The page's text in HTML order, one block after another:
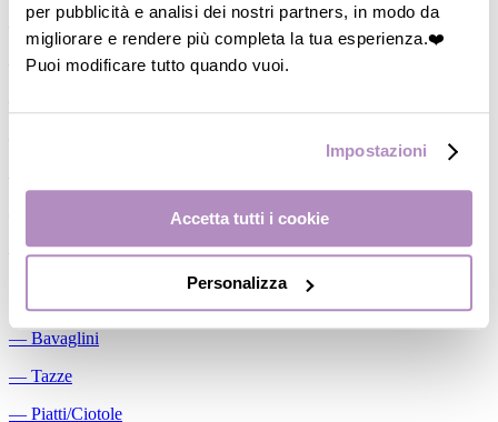
per pubblicità e analisi dei nostri partners, in modo da
migliorare e rendere più completa la tua esperienza.❤️
Puoi modificare tutto quando vuoi.
Impostazioni
Accetta tutti i cookie
Personalizza
―
Tettarelle
―Succhietti
Conservalatte Materno
―Massaggiagengive
― Bavaglini
― Tazze
― Piatti/Ciotole